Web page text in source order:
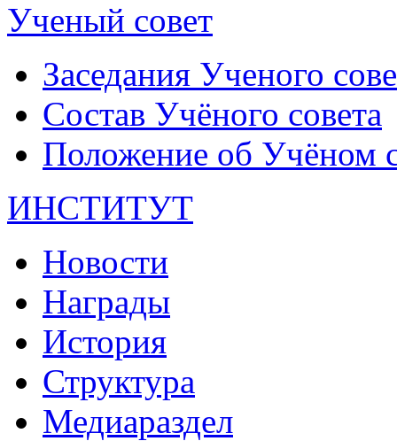
Ученый совет
Заседания Ученого
Состав Учёного совета
Положение об Учёном
ИНСТИТУТ
Новости
Награды
История
Структура
Медиараздел